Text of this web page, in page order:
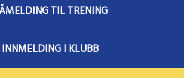
TIL TRENING
INNMELDING I KLUBB